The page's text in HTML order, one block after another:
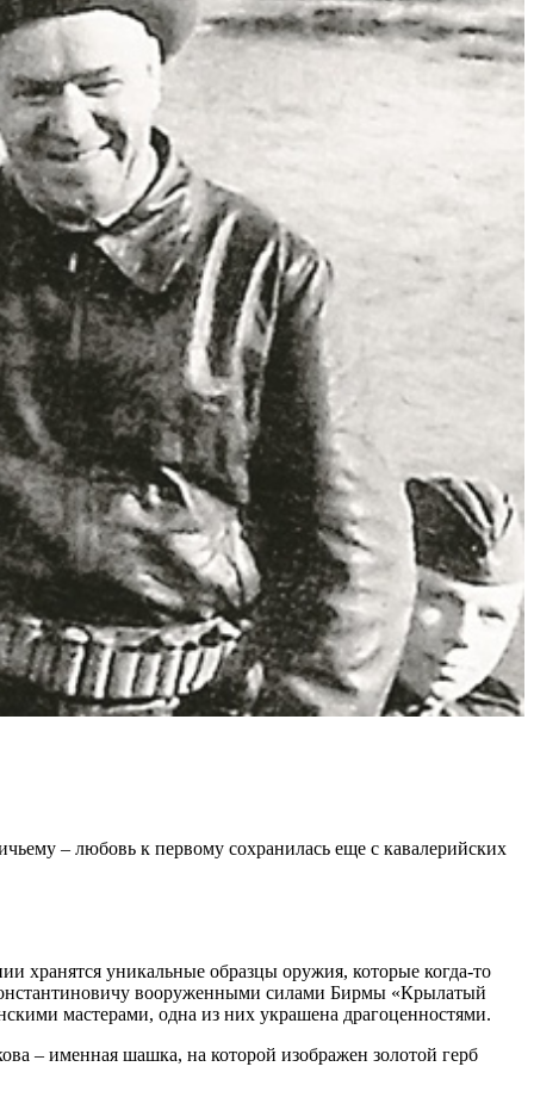
– любовь к первому сохранилась еще с кавалерийских
хранятся уникальные образцы оружия, которые когда-то
вооруженными силами Бирмы «Крылатый
мастерами, одна из них украшена драгоценностями.
– именная шашка, на которой изображен золотой герб